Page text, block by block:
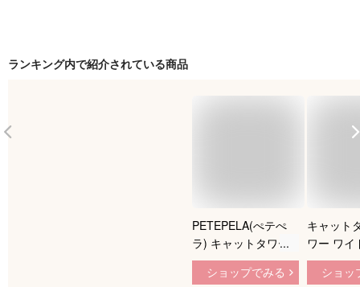
ランキング内で紹介されている商品
PETEPELA(ぺテぺ
ラ) キャットタワー
スリム コンパクト
猫タワー 据え置き
ショップでみる
キャット
ワー ワイ
カラー
ホワイ
ショッ